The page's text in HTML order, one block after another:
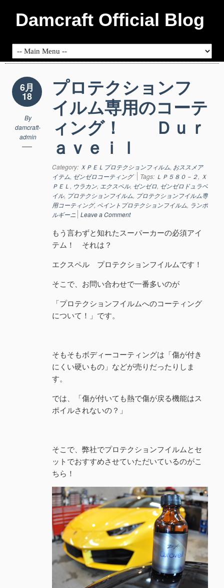
Damcraft Official Blog
6月
18
By
damcraft-
admin
プロテクションフ
イルム専用のコーテ
ィング！ Ｄｕｒ
ａｖｅｉｌ
Category: ＸＰＥＬプロテクションフィルム, おススメア
イテム, ゼンゼロコーティング Tags: ＬＰ５８０－２, Ｘ
ＰＥＬ , ウラカン, エクスペル, ゼンゼロ, ゼンゼロドュラベ
イル, プロテクションフイルム, プロテクションフイルム専
用コーティング, ペイントプロテクションフイルム, ランボ
ルギーニ Leave a Comment
もう言わずと知れたスーパーカーの必須アイ
テム！ それは？
エクスペル プロテクションフイルムです！
そこで、お問い合わせで一番多いのが
「プロテクションフイルムへのコーティング
について！」です。
そもそもボディーコーティングは「傷が付き
にくい硬いもの」などが売りだったりしま
す。
では、「傷が付いても熱で傷が戻る機能はス
ポイルされないの？」
そこで、弊社でプロテクションフイルムとセ
ットでおすすめさせていただいているのがこ
ちら！